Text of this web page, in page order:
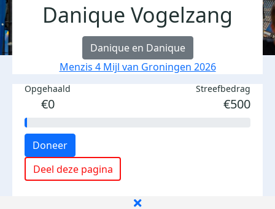
Danique Vogelzang
Danique en Danique
Menzis 4 Mijl van Groningen 2026
Opgehaald
€0
Streefbedrag
€500
Doneer
Deel deze pagina